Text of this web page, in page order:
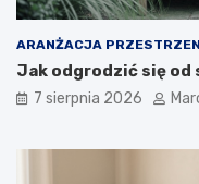
ARANŻACJA
Jak odgrodzić się od
7 sierpnia 2026